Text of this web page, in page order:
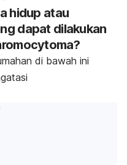
hidup atau
dapat dilakukan
di bawah ini